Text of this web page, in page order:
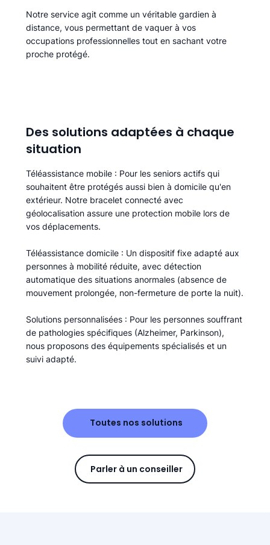
Notre service agit comme un véritable gardien à
distance, vous permettant de vaquer à vos
occupations professionnelles tout en sachant votre
proche protégé.
Des solutions adaptées à chaque
situation
Téléassistance mobile : Pour les seniors actifs qui
souhaitent être protégés aussi bien à domicile qu'en
extérieur. Notre bracelet connecté avec
géolocalisation assure une protection mobile lors de
vos déplacements.
Téléassistance domicile : Un dispositif fixe adapté aux
personnes à mobilité réduite, avec détection
automatique des situations anormales (absence de
mouvement prolongée, non-fermeture de porte la nuit).
Solutions personnalisées : Pour les personnes souffrant
de pathologies spécifiques (Alzheimer, Parkinson),
nous proposons des équipements spécialisés et un
suivi adapté.
Toutes nos solutions
Parler à un conseiller